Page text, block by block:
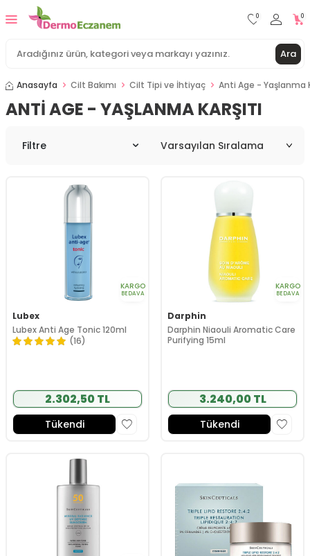
Ara
0 0
Anasayfa Cilt Bakımı Cilt Tipi ve İhtiyaç Anti Age - Yaşlanma
ANTI AGE - YAŞLANMA KARŞITI
Filtre
KARGO
BEDAVA
Lubex
Lubex Anti Age Tonic 120ml
(16)
2.302,50 TL
Tükendi
KARGO
BEDAVA
Darphin
Darphin Niaouli Aromatic Care
Purifying 15ml
3.240,00 TL
Tükendi